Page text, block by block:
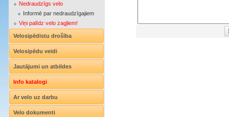
Nedraudzīgs velo
Informē par nedraudzīgajiem
Viņi palīdz velo zagļiem!
Velosipēdistu drošība
Velosipēdu veidi
Jautājumi un atbildes
Info katalogi
Ar velo uz darbu
Velo dokumenti